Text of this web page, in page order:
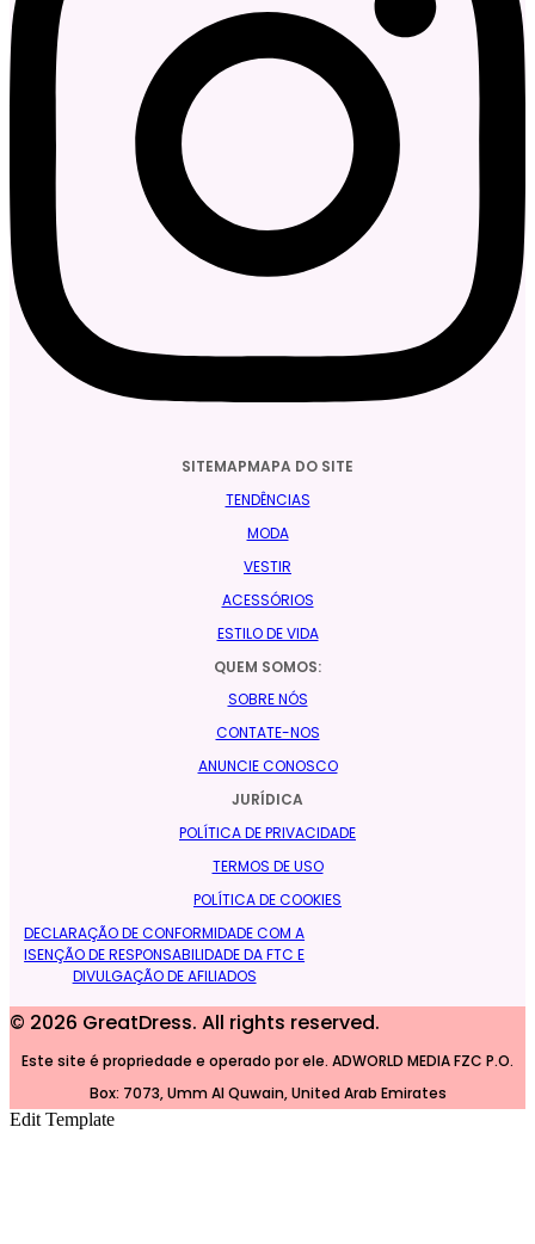
SITEMAPMAPA DO SITE
TENDÊNCIAS
MODA
VESTIR
ACESSÓRIOS
ESTILO DE VIDA
QUEM SOMOS:
SOBRE NÓS
CONTATE-NOS
ANUNCIE CONOSCO
JURÍDICA
POLÍTICA DE PRIVACIDADE
TERMOS DE USO
POLÍTICA DE COOKIES
DECLARAÇÃO DE CONFORMIDADE COM A
ISENÇÃO DE RESPONSABILIDADE DA FTC E
DIVULGAÇÃO DE AFILIADOS
© 2026 GreatDress. All rights reserved.
Este site é propriedade e operado por ele. ADWORLD MEDIA FZC P.O.
Box: 7073, Umm Al Quwain, United Arab Emirates
Edit Template